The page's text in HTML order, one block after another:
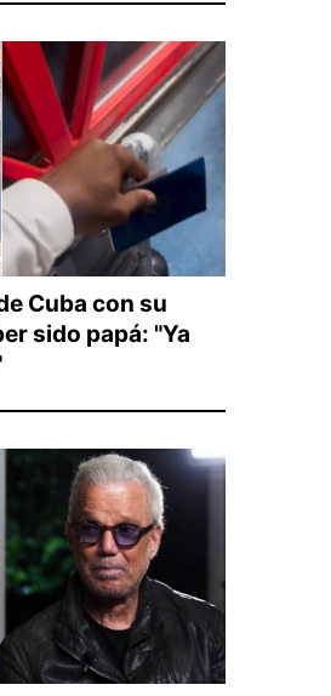
Cuba con su
sido papá: "Ya